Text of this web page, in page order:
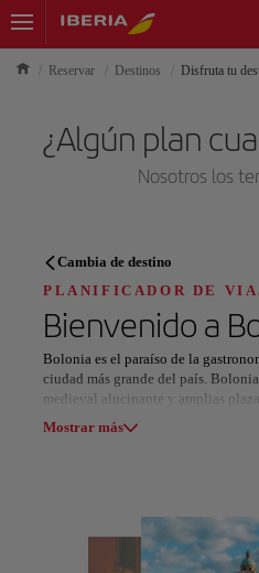
Reservar Destinos Disfruta tu
¿Algún plan
Nosotros los
PLANIFICADOR DE
Descubre tu
Nuestros destinos
Cambia de destino
PLANIFICADOR DE
Bienvenido a
Bolonia es el paraíso de la
ciudad más grande del país.
medieval alucinante y amplias
las mejores instituciones culturales
gastronómica de Italia.
La ciudad es el hogar de algunas de
Mostrar más